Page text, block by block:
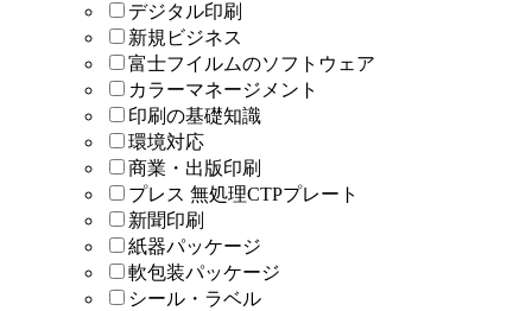
デジタル印刷
新規ビジネス
富士フイルムのソフトウェア
カラーマネージメント
印刷の基礎知識
環境対応
商業・出版印刷
プレス 無処理CTPプレート
新聞印刷
紙器パッケージ
軟包装パッケージ
シール・ラベル